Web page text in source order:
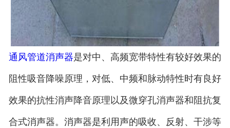
通风管道消声器是对中、高频宽带特性有较好效果的
阻性吸音降噪原理，对低、中频和脉动特性时有良好
效果的抗性消声降音原理以及微穿孔消声器和阻抗复
合式消声器。消声器是利用声的吸收、反射、干涉等